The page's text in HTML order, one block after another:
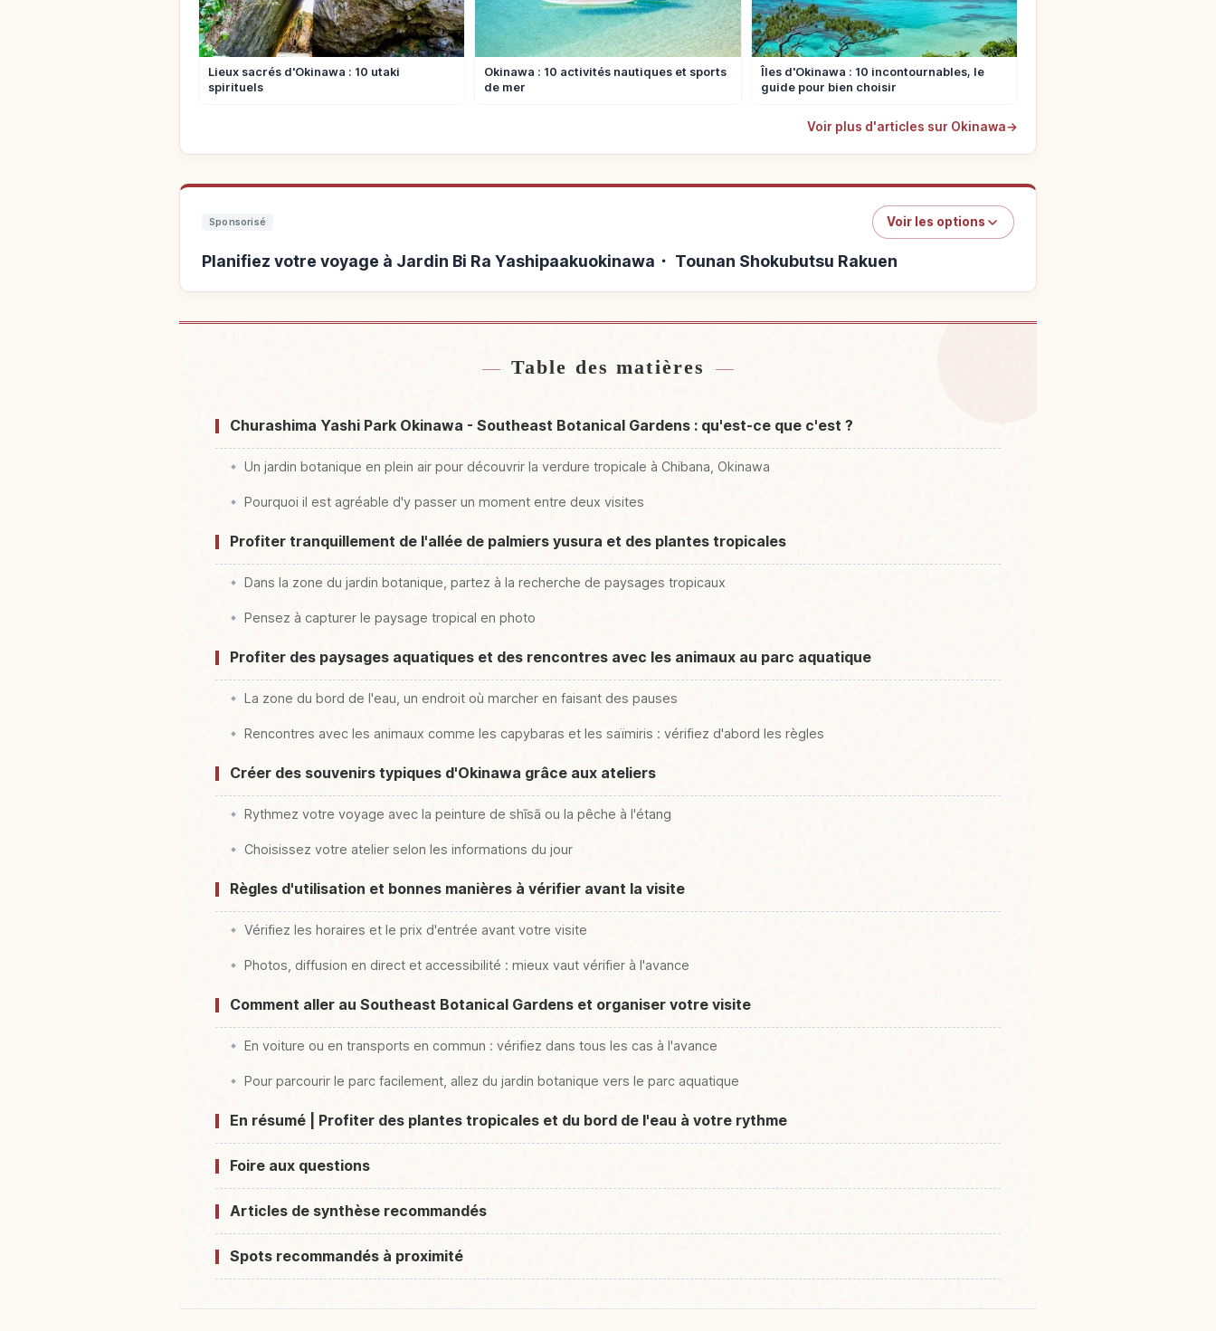
Lieux sacrés d'Okinawa : 10 utaki
spirituels
Okinawa : 10 activités nautiques et sports
de mer
Îles d'Okinawa : 10 incontournables, le
guide pour bien choisir
Voir plus d'articles sur Okinawa→
Sponsorisé Voir les options
Planifiez votre voyage à Jardin Bi Ra Yashipaakuokinawa・ Tounan Shokubutsu Rakuen
Table des matières
Churashima Yashi Park Okinawa - Southeast Botanical Gardens : qu'est-ce que c'est ?
Un jardin botanique en plein air pour découvrir la verdure tropicale à Chibana, Okinawa
Pourquoi il est agréable d'y passer un moment entre deux visites
Profiter tranquillement de l'allée de palmiers yusura et des plantes tropicales
Dans la zone du jardin botanique, partez à la recherche de paysages tropicaux
Pensez à capturer le paysage tropical en photo
Profiter des paysages aquatiques et des rencontres avec les animaux au parc aquatique
La zone du bord de l'eau, un endroit où marcher en faisant des pauses
Rencontres avec les animaux comme les capybaras et les saïmiris : vérifiez d'abord les règles
Créer des souvenirs typiques d'Okinawa grâce aux ateliers
Rythmez votre voyage avec la peinture de shīsā ou la pêche à l'étang
Choisissez votre atelier selon les informations du jour
Règles d'utilisation et bonnes manières à vérifier avant la visite
Vérifiez les horaires et le prix d'entrée avant votre visite
Photos, diffusion en direct et accessibilité : mieux vaut vérifier à l'avance
Comment aller au Southeast Botanical Gardens et organiser votre visite
En voiture ou en transports en commun : vérifiez dans tous les cas à l'avance
Pour parcourir le parc facilement, allez du jardin botanique vers le parc aquatique
En résumé | Profiter des plantes tropicales et du bord de l'eau à votre rythme
Foire aux questions
Articles de synthèse recommandés
Spots recommandés à proximité